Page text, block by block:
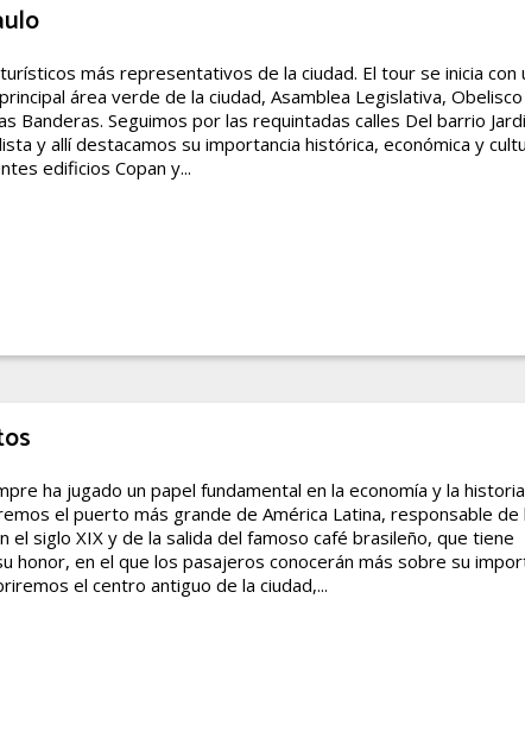
más representativos de la ciudad. El tour se inicia con
área verde de la ciudad, Asamblea Legislativa, Obelisco
Banderas. Seguimos por las requintadas calles Del barrio
y allí destacamos su importancia histórica, económica y
edificios Copan y...
ha jugado un papel fundamental en la economía y la historia
el puerto más grande de América Latina, responsable de
el siglo XIX y de la salida del famoso café brasileño, que tiene
honor, en el que los pasajeros conocerán más sobre su
el centro antiguo de la ciudad,...